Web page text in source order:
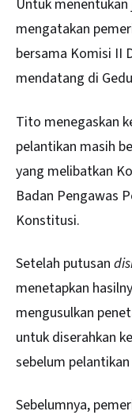
Untuk
mengatakan
bersama Komisi II
mendatang di
Tito menegaskan
pelantikan masih
yang melibatkan
Badan Pengawas
Konstitusi.
Setelah putusan
menetapkan
mengusulkan
untuk diserahkan
sebelum
Sebelumnya,